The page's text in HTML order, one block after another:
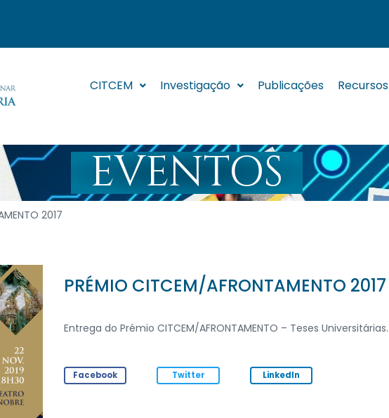
CITCEM Investigação Publicações Recursos
EVENTOS
2017
PRÉMIO CITCEM/AFR​ONTAMENTO 2017
Entrega do Prémio CITCEM/AFRONTAMENTO – Teses Universitárias.
Facebook Twitter LinkedIn